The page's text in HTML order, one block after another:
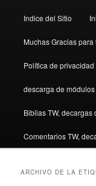
Indice del Sitio
Muchas Gracias
Política de privacidad
descarga de
Biblias TW, decargas
Comentarios TW,
ARCHIVO DE LA